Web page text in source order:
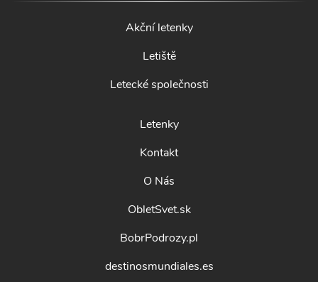
Akční letenky
Letiště
Letecké společnosti
Letenky
Kontakt
O Nás
ObletSvet.sk
BobrPodrozy.pl
destinosmundiales.es